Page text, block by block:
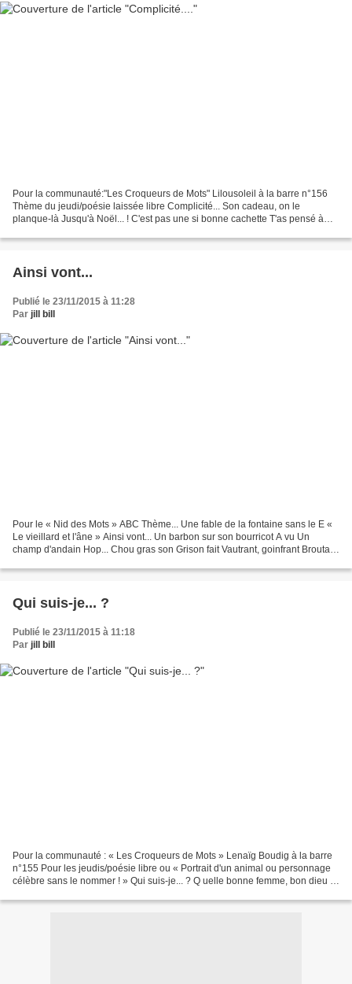
Pour la communauté:"Les Croqueurs de Mots" Lilousoleil à la barre n°156
Thème du jeudi/poésie laissée libre Complicité... Son cadeau, on le
planque-là Jusqu'à Noël... ! C'est pas une si bonne cachette T'as pensé à
Ainsi vont...
Publié le 23/11/2015 à 11:28
Par jill bill
Pour le « Nid des Mots » ABC Thème... Une fable de la fontaine sans le E «
Le vieillard et l'âne » Ainsi vont... Un barbon sur son bourricot A vu Un
champ d'andain Hop... Chou gras son Grison fait Vautrant, goinfrant Broutant
Qui suis-je... ?
Publié le 23/11/2015 à 11:18
Par jill bill
Pour la communauté : « Les Croqueurs de Mots » Lenaïg Boudig à la barre
n°155 Pour les jeudis/poésie libre ou « Portrait d'un animal ou personnage
célèbre sans le nommer ! » Qui suis-je... ? Q uelle bonne femme, bon dieu U